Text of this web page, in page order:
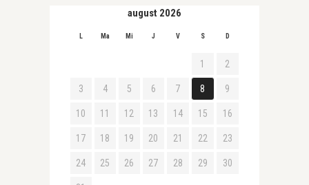
august 2026
L Ma Mi J V S D
1 2
3 4 5 6 7 8 9
10 11 12 13 14 15 16
17 18 19 20 21 22 23
24 25 26 27 28 29 30